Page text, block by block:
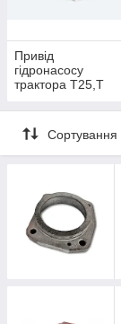
Привід
гідронасосу
трактора Т25,Т
Сортування